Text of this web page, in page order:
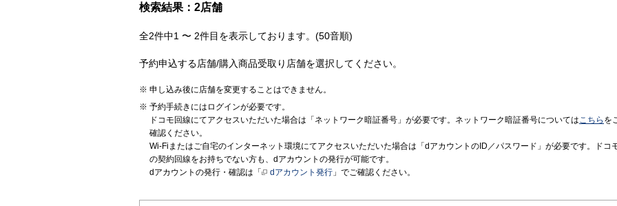
検索結果：2店舗
全2件中1 〜 2件目を表示しております。(50音順)
予約申込する店舗/購入商品受取り店舗を選択してください。
申し込み後に店舗を変更することはできません。
予約手続きにはログインが必要です。
ドコモ回線にてアクセスいただいた場合は「ネットワーク暗証番号」が必要です。ネットワーク暗証番号についてはこちら を
確認ください。
Wi-Fiまたはご自宅のインターネット環境にてアクセスいただいた場合は「dアカウントのID／パスワード」が必要です。ドコ
の契約回線をお持ちでない方も、dアカウントの発行が可能です。
dアカウントの発行・確認は「
dアカウント発行 」でご確認ください。